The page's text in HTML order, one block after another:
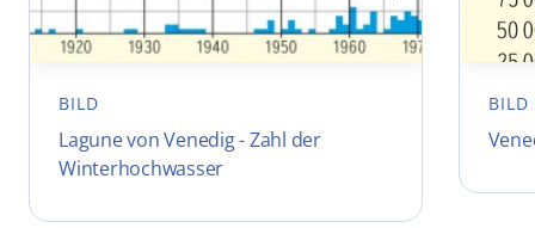
BILD
Lagune von Venedig - Zahl der
Winterhochwasser
BILD